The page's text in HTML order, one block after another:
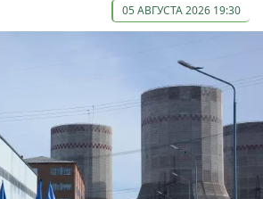
05 АВГУСТА 2026 19:30